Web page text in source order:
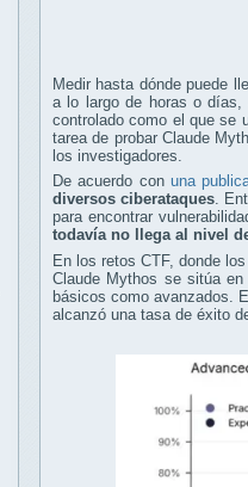
Medir hasta dónde puede
a lo largo de horas o días,
controlado como el que se
tarea de probar Claude
los investigadores.
De acuerdo con una
diversos ciberataques.
para encontrar
todavía no llega al nivel
En los retos CTF, donde
Claude Mythos se sitúa
básicos como avanzados.
alcanzó una tasa de éxito